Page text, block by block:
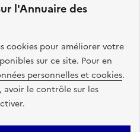
l'Annuaire des
cookies pour améliorer votre
sur ce site. Pour en
personnelles et cookies.
avoir le contrôle sur les
code source de ce site web
design de ce site est conçu
Mentions légales